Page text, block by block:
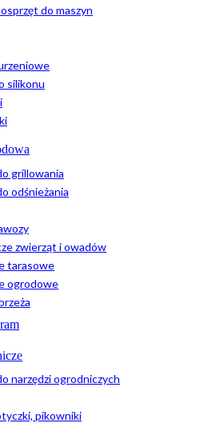
do maszyn
silikonu
grillowania
odśnieżania
zwierząt i owadów
tarasowe
ogrodowe
narzędzi ogrodniczych
pikowniki